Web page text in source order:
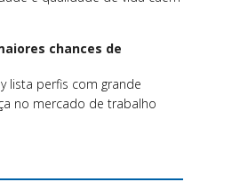
chances de
lista perfis com grande
no mercado de trabalho